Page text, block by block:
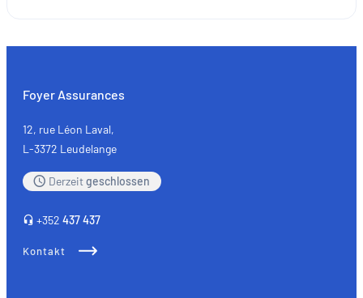
la
feiert
die
Musik
Foyer Assurances
12, rue Léon Laval,
L-3372 Leudelange
Derzeitgeschlossen
+352 437 437
Kontakt